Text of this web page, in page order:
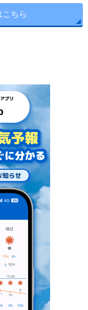
ちら